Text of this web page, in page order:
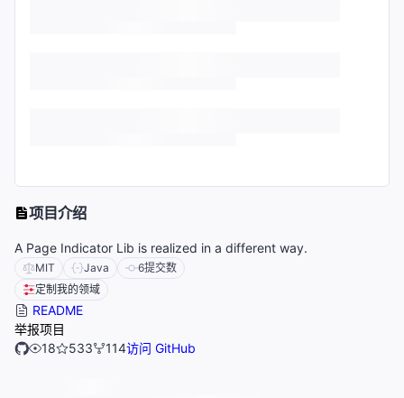
项目介绍
A Page Indicator Lib is realized in a different way.
MIT Java 6提交数
定制我的领域
README
举报项目
18
533 114访问 GitHub